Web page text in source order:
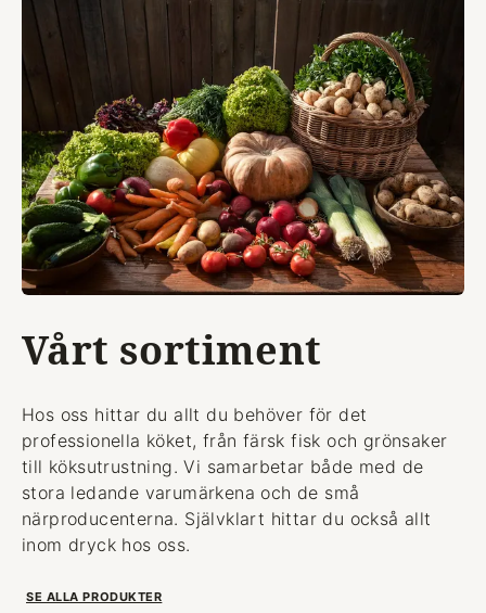
Vårt sortiment
Hos oss hittar du allt du behöver för det
professionella köket, från färsk fisk och grönsaker
till köksutrustning. Vi samarbetar både med de
stora ledande varumärkena och de små
närproducenterna. Självklart hittar du också allt
inom dryck hos oss.
SE ALLA PRODUKTER